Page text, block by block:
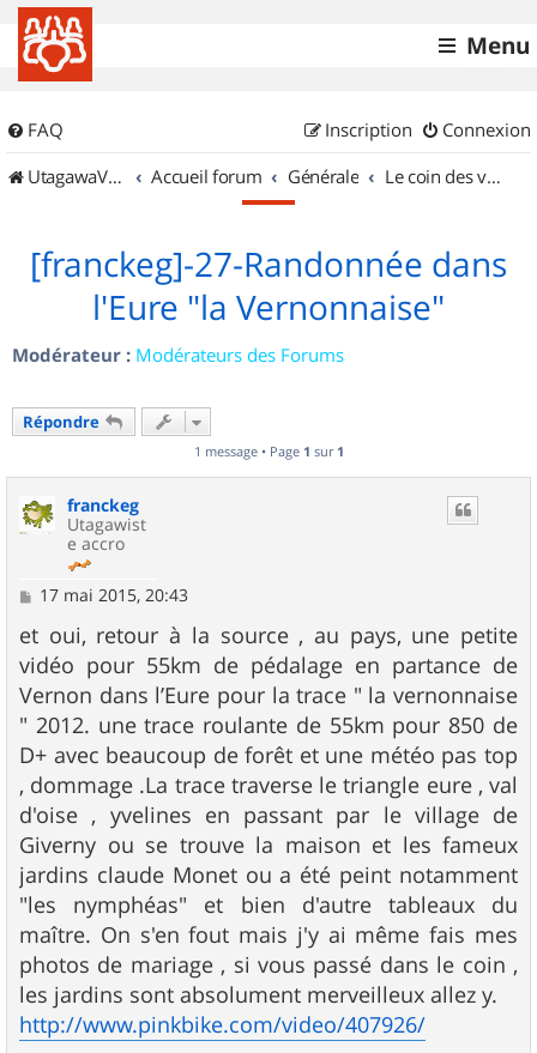
Menu
FAQ Connexion
Inscription
UtagawaVTT (Randos VTT et VTTAE avec traces GPS)
Accueil forum Générale Le coin des vidéastes
[franckeg]-27-Randonnée dans
l'Eure "la Vernonnaise"
Modérateur : Modérateurs des Forums
Répondre
1 message • Page 1 sur 1
franckeg
Utagawist
e accro
M
s
s
a
g
e
17 mai 2015, 20:43
et oui, retour à la source , au pays, une petite
vidéo pour 55km de pédalage en partance de
Vernon dans l’Eure pour la trace " la vernonnaise
" 2012. une trace roulante de 55km pour 850 de
D+ avec beaucoup de forêt et une météo pas top
, dommage .La trace traverse le triangle eure , val
d'oise , yvelines en passant par le village de
Giverny ou se trouve la maison et les fameux
jardins claude Monet ou a été peint notamment
"les nymphéas" et bien d'autre tableaux du
maître. On s'en fout mais j'y ai même fais mes
photos de mariage , si vous passé dans le coin ,
les jardins sont absolument merveilleux allez y.
http://www.pinkbike.com/video/407926/